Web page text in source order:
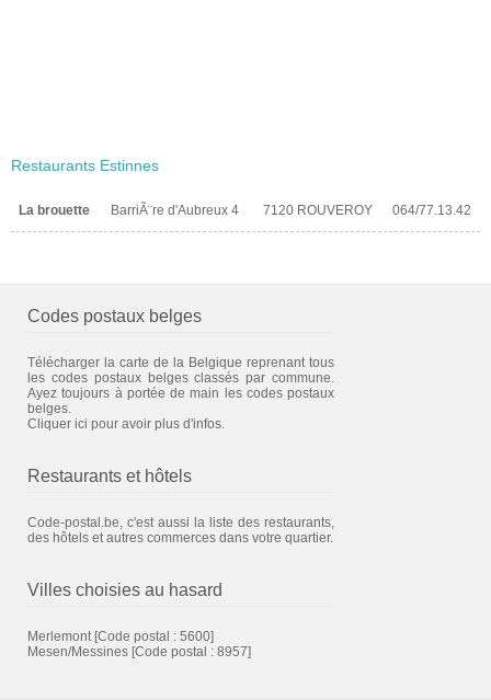
Restaurants Estinnes
La brouette BarriÃ¨re d'Aubreux 4 7120 ROUVEROY 064/77.13.42
Codes postaux belges
Télécharger la carte de la Belgique reprenant tous
les codes postaux belges classés par commune.
Ayez toujours à portée de main les codes postaux
belges.
Cliquer ici pour avoir plus d'infos.
Restaurants et hôtels
Code-postal.be, c'est aussi la liste des restaurants,
des hôtels et autres commerces dans votre quartier.
Villes choisies au hasard
Merlemont [Code postal : 5600]
Mesen/Messines [Code postal : 8957]